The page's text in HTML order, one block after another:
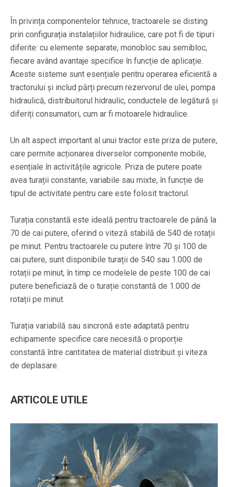
În privința componentelor tehnice, tractoarele se disting
prin configurația instalațiilor hidraulice, care pot fi de tipuri
diferite: cu elemente separate, monobloc sau semibloc,
fiecare având avantaje specifice în funcție de aplicație.
Aceste sisteme sunt esențiale pentru operarea eficientă a
tractorului și includ părți precum rezervorul de ulei, pompa
hidraulică, distribuitorul hidraulic, conductele de legătură și
diferiți consumatori, cum ar fi motoarele hidraulice.
Un alt aspect important al unui tractor este priza de putere,
care permite acționarea diverselor componente mobile,
esențiale în activitățile agricole. Priza de putere poate
avea turații constante, variabile sau mixte, în funcție de
tipul de activitate pentru care este folosit tractorul.
Turația constantă este ideală pentru tractoarele de până la
70 de cai putere, oferind o viteză stabilă de 540 de rotații
pe minut. Pentru tractoarele cu putere între 70 și 100 de
cai putere, sunt disponibile turații de 540 sau 1.000 de
rotații pe minut, în timp ce modelele de peste 100 de cai
putere beneficiază de o turație constantă de 1.000 de
rotații pe minut.
Turația variabilă sau sincronă este adaptată pentru
echipamente specifice care necesită o proporție
constantă între cantitatea de material distribuit și viteza
de deplasare.
ARTICOLE UTILE